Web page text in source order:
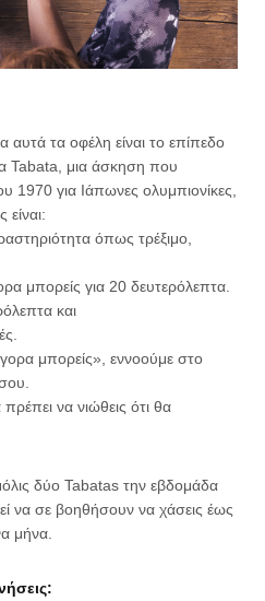
αυτά τα οφέλη είναι το επίπεδο
Tabata, μια άσκηση που
1970 για Ιάπωνες ολυμπιονίκες,
όπως τρέξιμο,
μπορείς για 20 δευτερόλεπτα.
και
μπορείς», εννοούμε στο
να νιώθεις ότι θα
δύο Tabatas την εβδομάδα
να σε βοηθήσουν να χάσεις έως
μήνα.